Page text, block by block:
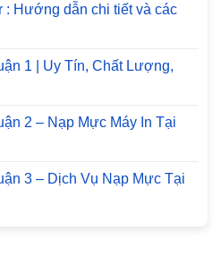
: Hướng dẫn chi tiết và các
1 | Uy Tín, Chất Lượng,
2 – Nạp Mực Máy In Tại
3 – Dịch Vụ Nạp Mực Tại